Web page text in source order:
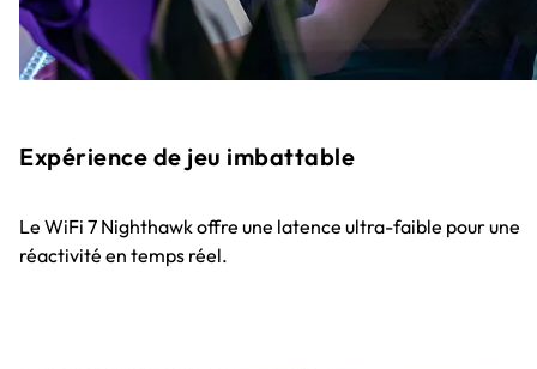
Expérience de jeu imbattable
Le WiFi 7 Nighthawk offre une latence ultra-faible pour une
réactivité en temps réel.